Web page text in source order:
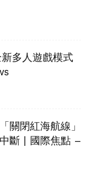
多人遊戲模式
關閉紅海航線」
斷 | 國際焦點 –